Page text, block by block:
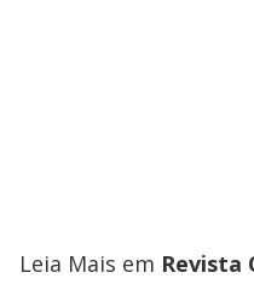
Leia Mais em Revista